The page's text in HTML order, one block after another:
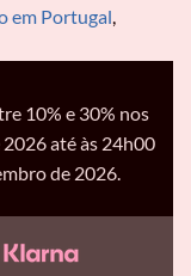
em Portugal,
10% e 30% nos
até às 24h00
de 2026.